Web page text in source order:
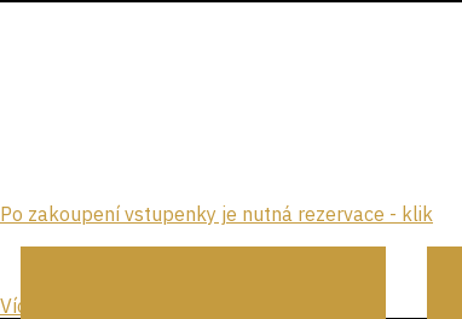
Po zakoupení vstupenky je nutná rezervace - klik
Více o akcích zde